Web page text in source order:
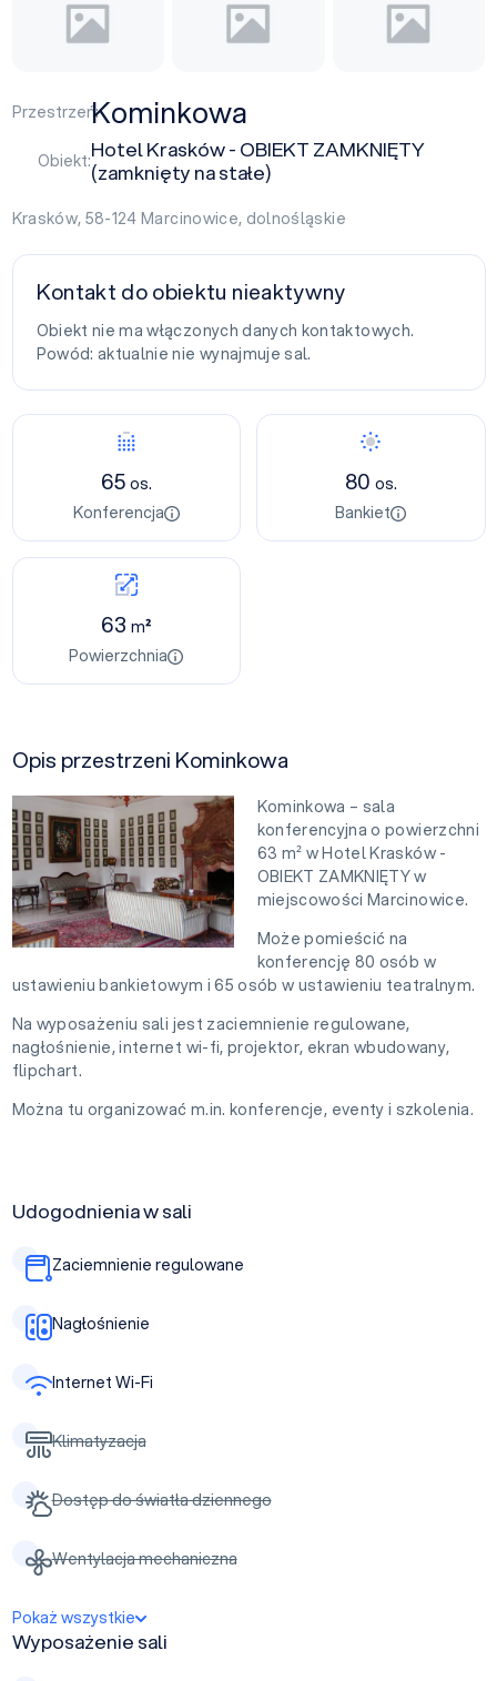
Przestrzeń:Kominkowa
Obiekt:Hotel Krasków - OBIEKT ZAMKNIĘTY
(zamknięty na stałe)
Krasków, 58-124Marcinowice, dolnośląskie
65os.
Konferencja
80 os.
Bankiet
63m²
Powierzchnia
Opis przestrzeni Kominkowa
Kominkowa – sala
konferencyjna o powierzchni
63 m² w Hotel Krasków -
OBIEKT ZAMKNIĘTY w
miejscowości Marcinowice.
Może pomieścić na
konferencję 80 osób w
ustawieniu bankietowym i 65 osób w ustawieniu teatralnym.
Na wyposażeniu sali jest zaciemnienie regulowane,
nagłośnienie, internet wi-fi, projektor, ekran wbudowany,
flipchart.
Można tu organizować m.in. konferencje, eventy i szkolenia.
Udogodnienia w sali
Zaciemnienie regulowane
Nagłośnienie
Internet Wi-Fi
Klimatyzacja
Dostęp do światła dziennego
Wentylacja mechaniczna
Pokaż wszystkie
Wyposażenie sali
Kontakt do obiektu nieaktywny
Obiekt nie ma włączonych danych kontaktowych.
Powód: aktualnie nie wynajmuje sal.